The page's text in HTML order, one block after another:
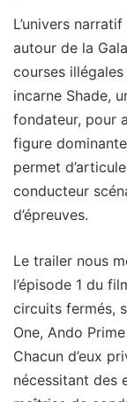
L’univers
autour de la
courses illégales
incarne Shade,
fondateur, pour
figure
permet
conducteur
d’épreuves.
Le trailer nous
l’épisode 1 du
circuits fermés,
One, Ando
Chacun d’eux
nécessitant des